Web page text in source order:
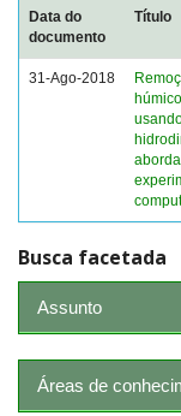
Data do
documento
Título
31-Ago-2018
Busca facetada
Assunto
Áreas de